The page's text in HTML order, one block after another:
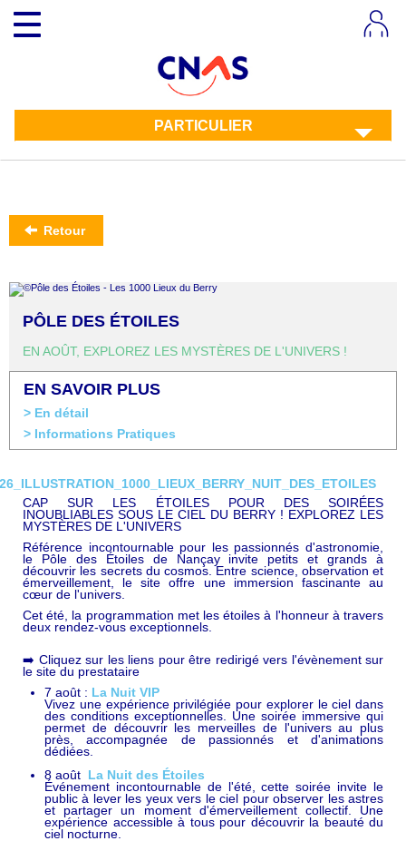
contenu
principal
Toggle
navigation
PARTICULIER
Retour
PÔLE DES ÉTOILES
EN AOÛT, EXPLOREZ LES MYSTÈRES DE L'UNIVERS !
EN SAVOIR PLUS
> En détail
> Informations Pratiques
CAP SUR LES ÉTOILES POUR DES SOIRÉES
INOUBLIABLES SOUS LE CIEL DU BERRY ! EXPLOREZ LES
MYSTÈRES DE L'UNIVERS
Référence incontournable pour les passionnés d'astronomie,
le Pôle des Étoiles de Nançay invite petits et grands à
découvrir les secrets du cosmos. Entre science, observation et
émerveillement, le site offre une immersion fascinante au
cœur de l'univers.
Cet été, la programmation met les étoiles à l'honneur à travers
deux rendez-vous exceptionnels.
➡️ Cliquez sur les liens pour être redirigé vers l'évènement sur
le site du prestataire
7 août : La Nuit VIP
Vivez une expérience privilégiée pour explorer le ciel dans
des conditions exceptionnelles. Une soirée immersive qui
permet de découvrir les merveilles de l'univers au plus
près, accompagnée de passionnés et d'animations
dédiées.
8 août La Nuit des Étoiles
Événement incontournable de l'été, cette soirée invite le
public à lever les yeux vers le ciel pour observer les astres
et partager un moment d'émerveillement collectif. Une
expérience accessible à tous pour découvrir la beauté du
ciel nocturne.